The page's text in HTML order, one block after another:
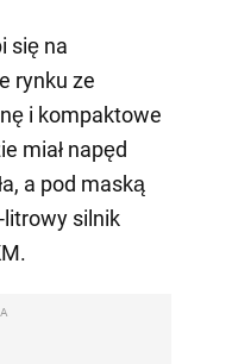
się na
rynku ze
i kompaktowe
miał napęd
a pod maską
silnik